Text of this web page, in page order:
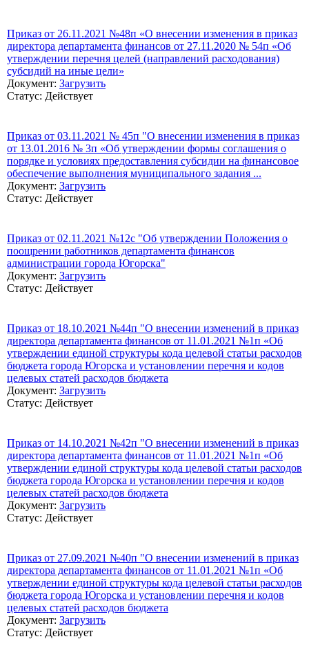
Приказ от 26.11.2021 №48п «О внесении изменения в приказ
директора департамента финансов от 27.11.2020 № 54п «Об
утверждении перечня целей (направлений расходования)
субсидий на иные цели»
Документ: Загрузить
Статус: Действует
Приказ от 03.11.2021 № 45п "О внесении изменения в приказ
от 13.01.2016 № 3п «Об утверждении формы соглашения о
порядке и условиях предоставления субсидии на финансовое
обеспечение выполнения муниципального задания ...
Документ: Загрузить
Статус: Действует
Приказ от 02.11.2021 №12с "Об утверждении Положения о
поощрении работников департамента финансов
администрации города Югорска"
Документ: Загрузить
Статус: Действует
Приказ от 18.10.2021 №44п "О внесении изменений в приказ
директора департамента финансов от 11.01.2021 №1п «Об
утверждении единой структуры кода целевой статьи расходов
бюджета города Югорска и установлении перечня и кодов
целевых статей расходов бюджета
Документ: Загрузить
Статус: Действует
Приказ от 14.10.2021 №42п "О внесении изменений в приказ
директора департамента финансов от 11.01.2021 №1п «Об
утверждении единой структуры кода целевой статьи расходов
бюджета города Югорска и установлении перечня и кодов
целевых статей расходов бюджета
Документ: Загрузить
Статус: Действует
Приказ от 27.09.2021 №40п "О внесении изменений в приказ
директора департамента финансов от 11.01.2021 №1п «Об
утверждении единой структуры кода целевой статьи расходов
бюджета города Югорска и установлении перечня и кодов
целевых статей расходов бюджета
Документ: Загрузить
Статус: Действует